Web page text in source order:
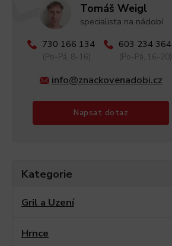
Tomáš Weigl
specialista na nádobí
730 166 134
(Po-Pá, 8-16)
603 234 364
(Po-Pá, 16-20)
info@znackovenadobi.cz
Napsat dotaz
Kategorie
Gril a Uzení
Hrnce